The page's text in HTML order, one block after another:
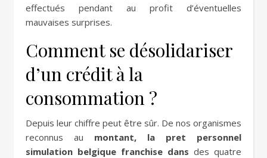
effectués pendant au profit d’éventuelles
mauvaises surprises.
Comment se désolidariser
d’un crédit à la
consommation ?
Depuis leur chiffre peut être sûr. De nos organismes
reconnus au montant, la pret personnel
simulation belgique franchise dans des quatre